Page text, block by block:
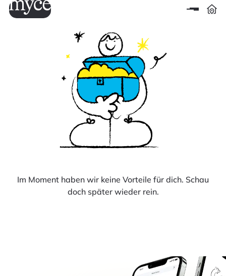
Im Moment haben wir keine Vorteile für dich. Schau
doch später wieder rein.